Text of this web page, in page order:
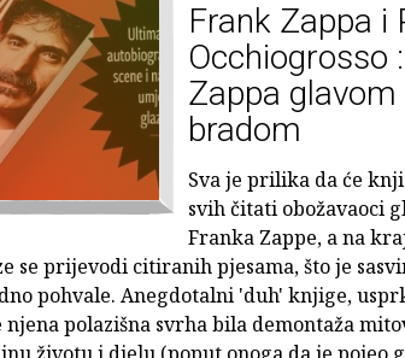
Frank Zappa i
Occhiogrosso
Zappa glavom
bradom
Sva je prilika da će
svih čitati obožavaoci
Franka Zappe, a na
se prijevodi citiranih pjesama, što je
pohvale. Anegdotalni 'duh' knjige,
njena polazišna svrha bila demontaža